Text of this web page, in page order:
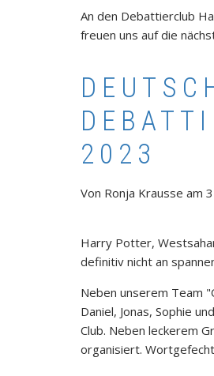
An den Debattierclub
freuen uns auf die
2023
Von Ronja Krausse am
Harry Potter,
definitiv nicht an
Neben unserem Team
Daniel, Jonas, Sophie
Club. Neben leckerem
organisiert.